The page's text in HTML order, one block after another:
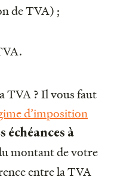
de TVA) ;
TVA ? Il vous faut
d’imposition
échéances à
montant de votre
entre la TVA